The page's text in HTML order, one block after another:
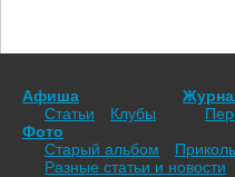
Афиша
Статьи
Клубы
Фото
Старый альбом
Разные статьи и новости